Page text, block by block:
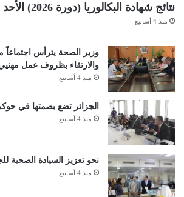
نتائج شهادة البكالوريا (دورة 2026) الأحد المقبل
منذ 4 أسابيع
وزير الصحة يترأس اجتماعاً
والارتقاء بظروف عمل
منذ 4 أسابيع
الجزائر تضع بصمتها في
منذ 4 أسابيع
نحو تعزيز السيادة الصحية
منذ 4 أسابيع